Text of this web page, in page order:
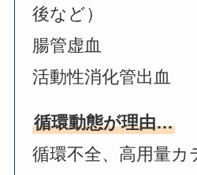
後など）
腸管虚血
活動性消化管出血
循環動態が理由…
循環不全、高用量カ